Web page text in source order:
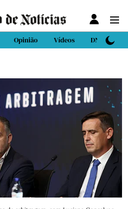
Opinião Vídeos DN Sport